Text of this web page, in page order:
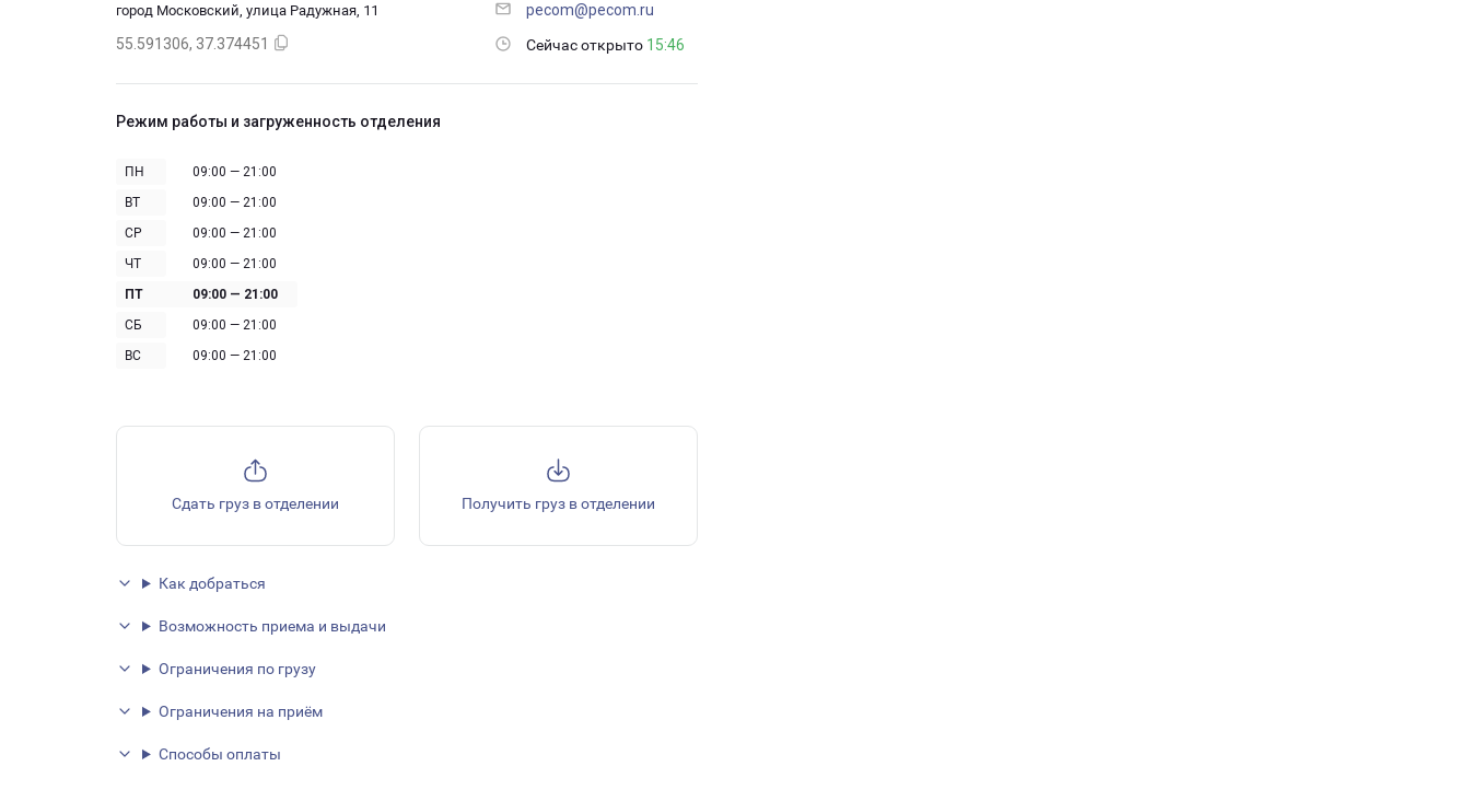
город Московский, улица Радужная, 11
55.591306, 37.374451
pecom@pecom.ru
Сейчас открыто 15:46
Режим работы и загруженность отделения
ПН
09:00 — 21:00
ВТ
09:00 — 21:00
СР
09:00 — 21:00
ЧТ
09:00 — 21:00
ПТ
09:00 — 21:00
СБ
09:00 — 21:00
ВС
09:00 — 21:00
Сдать груз в отделении Получить груз в отделении
Как добраться
Возможность приема и выдачи
Ограничения по грузу
Ограничения на приём
Способы оплаты